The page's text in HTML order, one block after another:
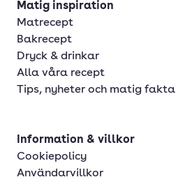
Matig inspiration
Matrecept
Bakrecept
Dryck & drinkar
Alla våra recept
Tips, nyheter och matig fakta
Information & villkor
Cookiepolicy
Användarvillkor